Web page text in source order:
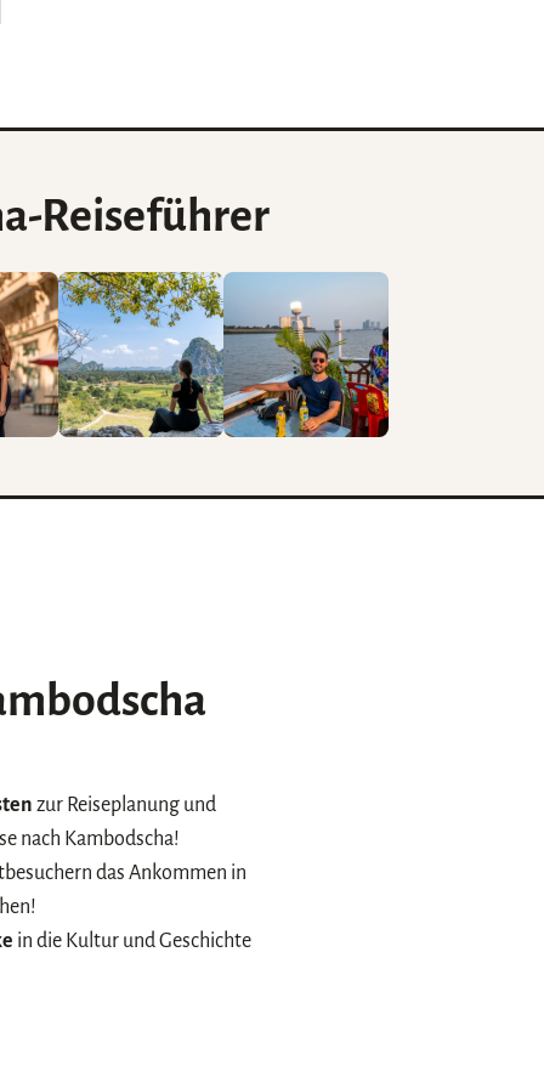
Reiseführer
zur Reiseplanung und
nach Kambodscha!
das Ankommen in
in die Kultur und Geschichte